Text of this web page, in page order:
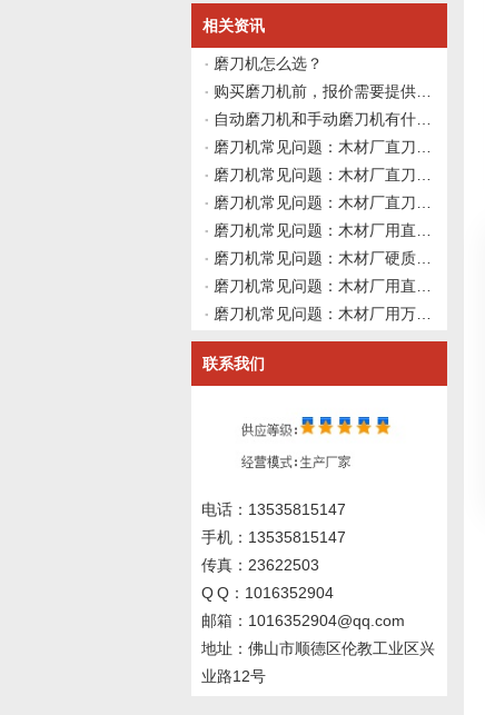
相关资讯
磨刀机怎么选？
联系我们
电话：13535815147
手机：13535815147
传真：23622503
Q Q：1016352904
邮箱：1016352904@qq.com
地址：佛山市顺德区伦教工业区兴
业路12号